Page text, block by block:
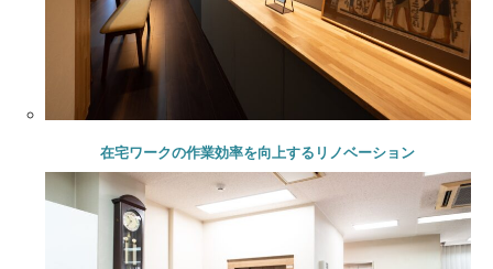
在宅ワークの作業効率を向上するリノベーション